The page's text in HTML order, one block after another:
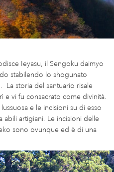
Ieyasu, il Sengoku daimyo
stabilendo lo shogunato
storia del santuario risale
e vi fu consacrato come divinità.
e le incisioni su di esso
artigiani. Le incisioni delle
sono ovunque ed è di una